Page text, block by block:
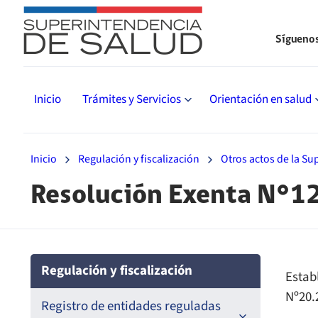
Inicio Trámites y Servicios Orientación en salud
Inicio Regulación y fiscalización Otros actos de la
Resolución Exenta
Regulación y fiscalización
Registro de entidades reguladas